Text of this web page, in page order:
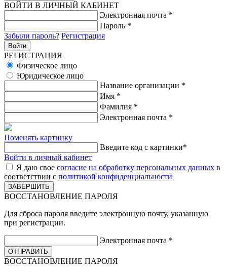
ВОЙТИ В ЛИЧНЫЙ КАБИНЕТ
Электронная почта *
Пароль *
Забыли пароль? Регистрация
РЕГИСТРАЦИЯ
Физическое лицо
Юридическое лицо
Название организации *
Имя *
Фамилия *
Электронная почта *
Поменять картинку
Введите код с картинки*
Войти в личный кабинет
Я даю свое согласие на обработку персональных данных в
соответствии с политикой конфиденциальности
ВОССТАНОВЛЕНИЕ ПАРОЛЯ
Для сброса пароля введите электронную почту, указанную
при регистрации.
Электронная почта *
ВОССТАНОВЛЕНИЕ ПАРОЛЯ